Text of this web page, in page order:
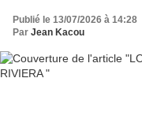
Publié le 13/07/2026 à 14:28
Par Jean Kacou